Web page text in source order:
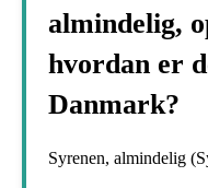
almindelig,
hvordan er
Danmark?
Syrenen, almindelig